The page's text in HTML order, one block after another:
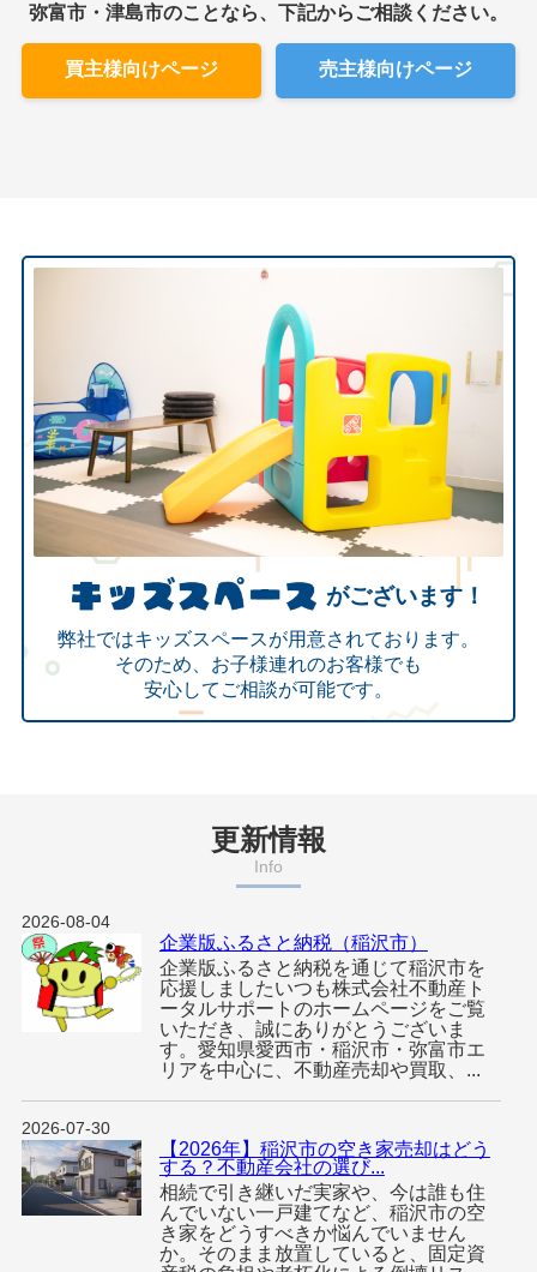
弥富市・津島市のことなら、下記からご相談ください。
買主様向けページ 売主様向けページ
がございます！
弊社ではキッズスペースが用意されております。
そのため、お子様連れのお客様でも
安心してご相談が可能です。
更新情報
Info
2026-08-04
企業版ふるさと納税（稲沢市）
企業版ふるさと納税を通じて稲沢市を
応援しましたいつも株式会社不動産ト
ータルサポートのホームページをご覧
いただき、誠にありがとうございま
す。愛知県愛西市・稲沢市・弥富市エ
リアを中心に、不動産売却や買取、...
2026-07-30
【2026年】稲沢市の空き家売却はどう
する？不動産会社の選び...
相続で引き継いだ実家や、今は誰も住
んでいない一戸建てなど、稲沢市の空
き家をどうすべきか悩んでいません
か。そのまま放置していると、固定資